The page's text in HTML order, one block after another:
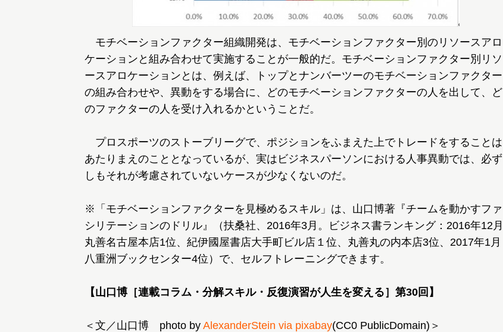
モチベーションファクター組織開発は、モチベーションファクター別のリソースアロ
ケーションと組み合わせて実施することが一般的だ。モチベーションファクター別リソ
ースアロケーションとは、例えば、トップとナンバーツーのモチベーションファクター
の組み合わせや、異動をする場合に、どのモチベーションファクターの人を出して、ど
のファクターの人を受け入れるかということだ。
プロスポーツのストーブリーグで、ポジションをふまえた上でトレードをすることは
あたりまえのこととなっているが、実はビジネスパーソンにおける人事異動では、必ず
しもそれが考慮されていないケースが少なくないのだ。
※「モチベーションファクターを見極めるスキル」は、山口博著『チームを動かすファ
シリテーションのドリル』（扶桑社、2016年3月。ビジネス書ランキング：2016年12月
丸善名古屋本店1位、紀伊國屋書店大手町ビル店１位、丸善丸の内本店3位、2017年1月
八重洲ブックセンター4位）で、セルフトレーニングできます。
【山口博［連載コラム・分解スキル・反復演習が人生を変える］第30回】
＜文／山口博 photo by AlexanderStein via pixabay(CC0 PublicDomain)＞